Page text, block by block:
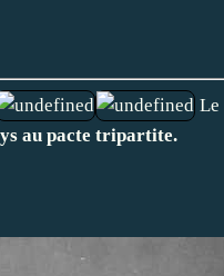
Le
au pacte tripartite.